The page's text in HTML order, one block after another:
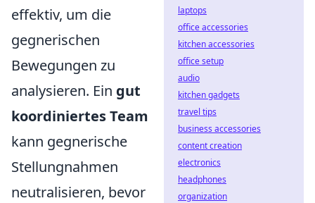
effektiv, um die
gegnerischen
Bewegungen zu
analysieren. Ein gut
koordiniertes Team
kann gegnerische
Stellungnahmen
neutralisieren, bevor
laptops
office accessories
kitchen accessories
office setup
audio
kitchen gadgets
travel tips
business accessories
content creation
electronics
headphones
organization